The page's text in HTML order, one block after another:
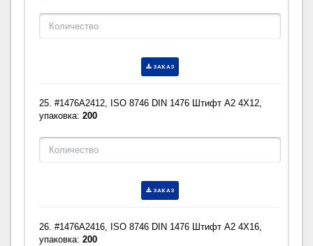
ЗАКАЗ
25. #1476A2412, ISO 8746 DIN 1476 Штифт A2 4X12,
упаковка:200
ЗАКАЗ
26. #1476A2416, ISO 8746 DIN 1476 Штифт A2 4X16,
упаковка:200